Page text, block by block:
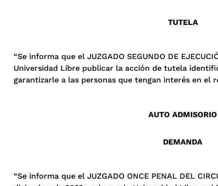
TUTELA
“Se informa que el JUZGADO SEGUNDO DE
Universidad Libre publicar la acción de tutela
garantizarle a las personas que tengan interés en el
AUTO ADMISORIO
DEMANDA
“Se informa que el JUZGADO ONCE PENAL DEL